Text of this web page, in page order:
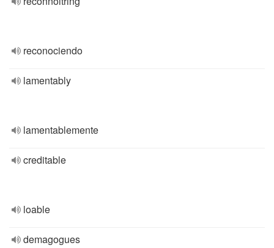
reconociendo
lamentably
lamentablemente
creditable
loable
demagogues